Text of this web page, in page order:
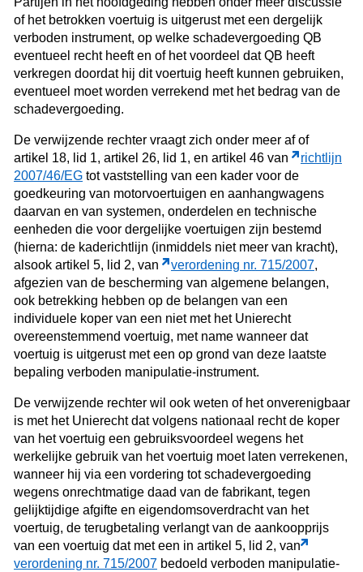
of het betrokken voertuig is uitgerust met een dergelijk
verboden instrument, op welke schadevergoeding QB
eventueel recht heeft en of het voordeel dat QB heeft
verkregen doordat hij dit voertuig heeft kunnen gebruiken,
eventueel moet worden verrekend met het bedrag van de
schadevergoeding.
De verwijzende rechter vraagt zich onder meer af of
artikel 18, lid 1, artikel 26, lid 1, en artikel 46 van
richtlijn
2007/46/EG tot vaststelling van een kader voor de
goedkeuring van motorvoertuigen en aanhangwagens
daarvan en van systemen, onderdelen en technische
eenheden die voor dergelijke voertuigen zijn bestemd
(hierna: de kaderichtlijn (inmiddels niet meer van kracht),
alsook artikel 5, lid 2, van
verordening nr. 715/2007,
afgezien van de bescherming van algemene belangen,
ook betrekking hebben op de belangen van een
individuele koper van een niet met het Unierecht
overeenstemmend voertuig, met name wanneer dat
voertuig is uitgerust met een op grond van deze laatste
bepaling verboden manipulatie-instrument.
De verwijzende rechter wil ook weten of het onverenigbaar
is met het Unierecht dat volgens nationaal recht de koper
van het voertuig een gebruiksvoordeel wegens het
werkelijke gebruik van het voertuig moet laten verrekenen,
wanneer hij via een vordering tot schadevergoeding
wegens onrechtmatige daad van de fabrikant, tegen
gelijktijdige afgifte en eigendomsoverdracht van het
voertuig, de terugbetaling verlangt van de aankoopprijs
van een voertuig dat met een in artikel 5, lid 2, van
verordening nr. 715/2007 bedoeld verboden manipulatie-